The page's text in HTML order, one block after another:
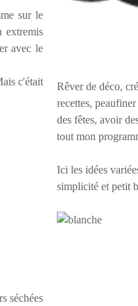
sur le
extremis
avec le
c'était
séchées
Rêver de déco,
recettes,
des fêtes, avoir
tout mon
Ici les idées
simplicité et petit